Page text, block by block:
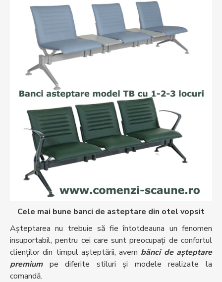
Cele mai bune banci de asteptare din otel vopsit
Așteptarea nu trebuie să fie întotdeauna un fenomen
insuportabil, pentru cei care sunt preocupați de confortul
clienților din timpul așteptării, avem bănci de așteptare
premiumpe diferite stiluri și modele realizate la
comandă.